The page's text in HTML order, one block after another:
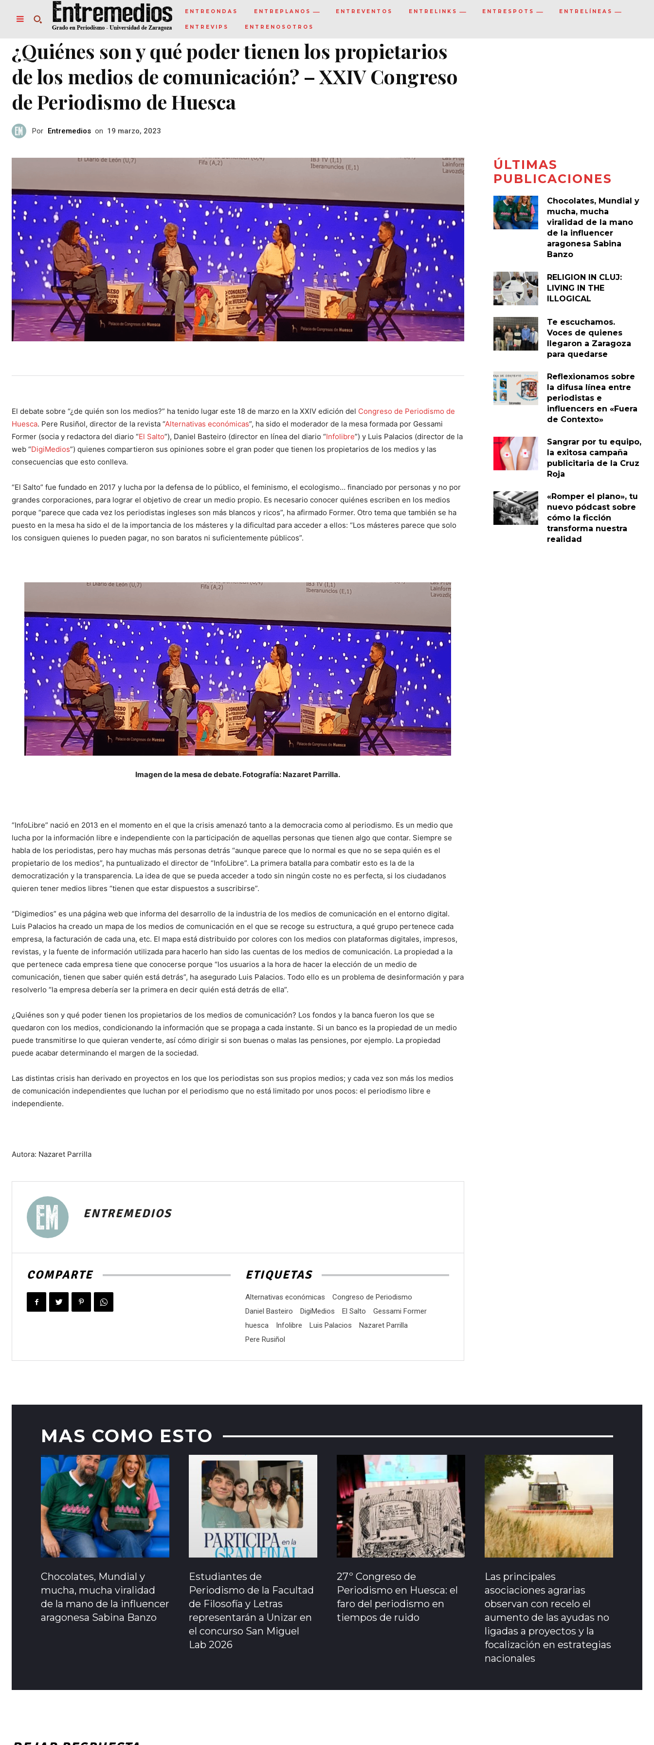
ENTREONDAS ENTREPLANOS ENTREVENTOS ENTRELINKS ENTRESPOTS ENTRELÍNEAS
ENTREVIPS ENTRENOSOTROS
¿Quiénes son y qué poder tienen los propietarios
de los medios de comunicación? – XXIV Congreso
de Periodismo de Huesca
Por Entremedios on 19 marzo, 2023
El debate sobre “¿de quién son los medios?” ha tenido lugar este 18 de marzo en la XXIV edición del Congreso de Periodismo de
Huesca. Pere Rusiñol, director de la revista “Alternativas económicas”, ha sido el moderador de la mesa formada por Gessami
Former (socia y redactora del diario “El Salto”), Daniel Basteiro (director en línea del diario “Infolibre”) y Luis Palacios (director de la
web “DigiMedios”) quienes compartieron sus opiniones sobre el gran poder que tienen los propietarios de los medios y las
consecuencias que esto conlleva.
“El Salto” fue fundado en 2017 y lucha por la defensa de lo público, el feminismo, el ecologismo… financiado por personas y no por
grandes corporaciones, para lograr el objetivo de crear un medio propio. Es necesario conocer quiénes escriben en los medios
porque “parece que cada vez los periodistas ingleses son más blancos y ricos”, ha afirmado Former. Otro tema que también se ha
puesto en la mesa ha sido el de la importancia de los másteres y la dificultad para acceder a ellos: “Los másteres parece que solo
los consiguen quienes lo pueden pagar, no son baratos ni suficientemente públicos”.
Imagen de la mesa de debate. Fotografía: Nazaret Parrilla.
“InfoLibre” nació en 2013 en el momento en el que la crisis amenazó tanto a la democracia como al periodismo. Es un medio que
lucha por la información libre e independiente con la participación de aquellas personas que tienen algo que contar. Siempre se
habla de los periodistas, pero hay muchas más personas detrás “aunque parece que lo normal es que no se sepa quién es el
propietario de los medios”, ha puntualizado el director de “InfoLibre”. La primera batalla para combatir esto es la de la
democratización y la transparencia. La idea de que se pueda acceder a todo sin ningún coste no es perfecta, si los ciudadanos
quieren tener medios libres “tienen que estar dispuestos a suscribirse”.
“Digimedios” es una página web que informa del desarrollo de la industria de los medios de comunicación en el entorno digital.
Luis Palacios ha creado un mapa de los medios de comunicación en el que se recoge su estructura, a qué grupo pertenece cada
empresa, la facturación de cada una, etc. El mapa está distribuido por colores con los medios con plataformas digitales, impresos,
revistas, y la fuente de información utilizada para hacerlo han sido las cuentas de los medios de comunicación. La propiedad a la
que pertenece cada empresa tiene que conocerse porque “los usuarios a la hora de hacer la elección de un medio de
comunicación, tienen que saber quién está detrás”, ha asegurado Luis Palacios. Todo ello es un problema de desinformación y para
resolverlo “la empresa debería ser la primera en decir quién está detrás de ella”.
¿Quiénes son y qué poder tienen los propietarios de los medios de comunicación? Los fondos y la banca fueron los que se
quedaron con los medios, condicionando la información que se propaga a cada instante. Si un banco es la propiedad de un medio
puede transmitirse lo que quieran venderte, así cómo dirigir si son buenas o malas las pensiones, por ejemplo. La propiedad
puede acabar determinando el margen de la sociedad.
Las distintas crisis han derivado en proyectos en los que los periodistas son sus propios medios; y cada vez son más los medios
de comunicación independientes que luchan por el periodismo que no está limitado por unos pocos: el periodismo libre e
independiente.
Autora: Nazaret Parrilla
ENTREMEDIOS
COMPARTE ETIQUETAS
Alternativas económicas
Congreso de Periodismo
Daniel Basteiro
DigiMedios El Salto
Gessami Former
huesca
Infolibre Luis Palacios
Nazaret Parrilla
Pere Rusiñol
ÚLTIMAS
PUBLICACIONES
Chocolates, Mundial y
mucha, mucha
viralidad de la mano
de la influencer
aragonesa Sabina
Banzo
RELIGION IN CLUJ:
LIVING IN THE
ILLOGICAL
Te escuchamos.
Voces de quienes
llegaron a Zaragoza
para quedarse
Reflexionamos sobre
la difusa línea entre
periodistas e
influencers en «Fuera
de Contexto»
Sangrar por tu equipo,
la exitosa campaña
publicitaria de la Cruz
Roja
«Romper el plano», tu
nuevo pódcast sobre
cómo la ficción
transforma nuestra
realidad
MAS COMO ESTO
Chocolates, Mundial y
mucha, mucha viralidad
de la mano de la influencer
aragonesa Sabina Banzo
Estudiantes de
Periodismo de la Facultad
de Filosofía y Letras
representarán a Unizar en
el concurso San Miguel
Lab 2026
27º Congreso de
Periodismo en Huesca: el
faro del periodismo en
tiempos de ruido
Las principales
asociaciones agrarias
observan con recelo el
aumento de las ayudas no
ligadas a proyectos y la
focalización en estrategias
nacionales